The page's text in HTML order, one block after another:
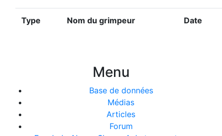
Type Nom du grimpeur Date
Menu
Base de données
Médias
Articles
Forum